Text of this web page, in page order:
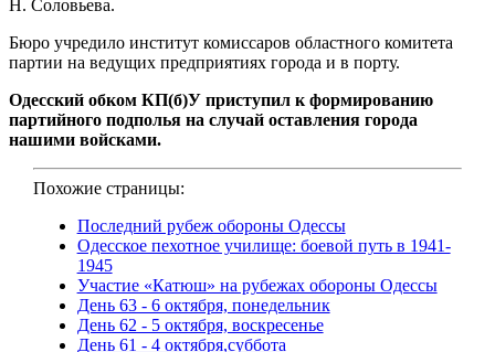
Н. Соловьева.
Бюро учредило институт комиссаров областного комитета
партии на ведущих предприятиях города и в порту.
Одесский обком КП(б)У приступил к формированию
партийного подполья на случай оставления города
нашими войсками.
Похожие страницы:
Последний рубеж обороны Одессы
Одесское пехотное училище: боевой путь в 1941-
1945
Участие «Катюш» на рубежах обороны Одессы
День 63 - 6 октября, понедельник
День 62 - 5 октября, воскресенье
День 61 - 4 октября,суббота